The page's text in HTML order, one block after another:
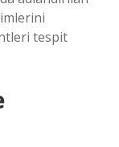
tespit